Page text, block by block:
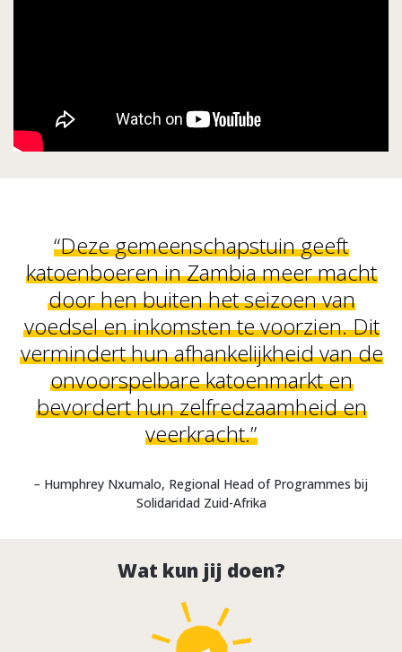
“Deze gemeenschapstuin geeft
katoenboeren in Zambia meer macht
door hen buiten het seizoen van
voedsel en inkomsten te voorzien. Dit
vermindert hun afhankelijkheid van de
onvoorspelbare katoenmarkt en
bevordert hun zelfredzaamheid en
veerkracht.”
– Humphrey Nxumalo, Regional Head of Programmes bij
Solidaridad Zuid-Afrika
Wat kun jij doen?